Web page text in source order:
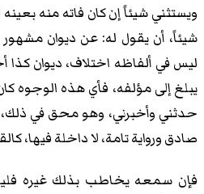
ويستثني شيئاً إن كان فاته منه
شيئاً، أن يقول له: عن ديوان
ليس في ألفاظه اختلاف، ديوان
يبلغ إلى مؤلفه، فأي هذه الوجوه
حدثني وأخبرني، وهو محق في
صادق ورواية تامة، لا داخلة فيها،
فإن سمعه يخاطب بذلك غيره